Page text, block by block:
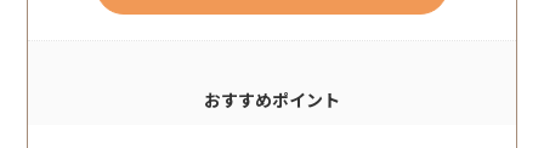
おすすめポイント